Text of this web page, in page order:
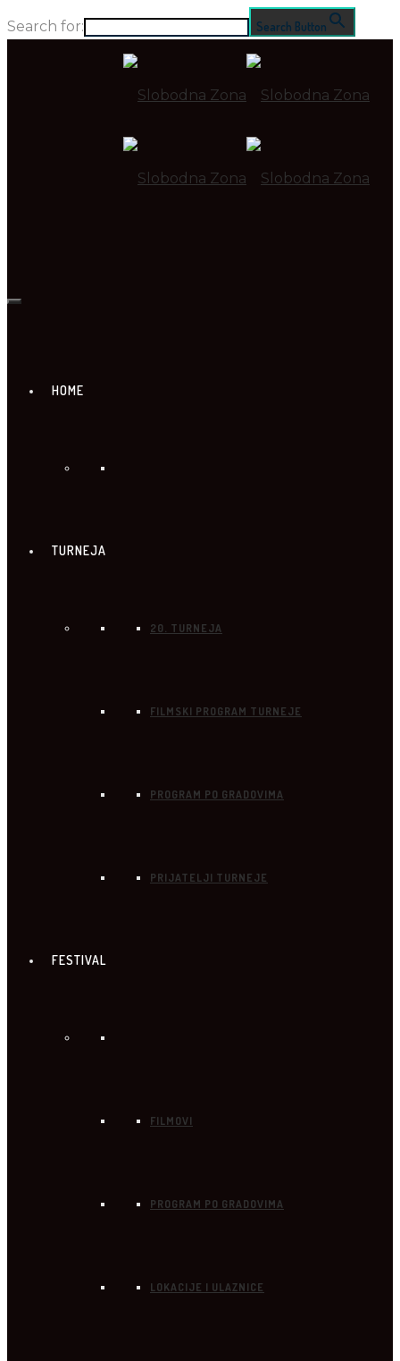
Search for: Search Button
HOME
TURNEJA
20. TURNEJA
FILMSKI PROGRAM TURNEJE
PROGRAM PO GRADOVIMA
PRIJATELJI TURNEJE
FESTIVAL
FILMOVI
PROGRAM PO GRADOVIMA
LOKACIJE I ULAZNICE